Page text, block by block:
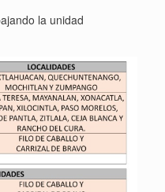
la unidad